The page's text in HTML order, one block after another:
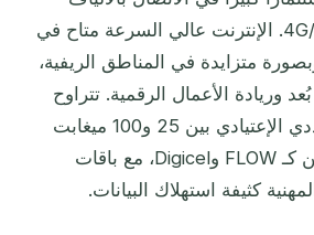
البصرية وتغطية 4G/LTE. الإنترنت عالي السرعة متاح في
متزايدة في المناطق الريفية،
وريادة الأعمال الرقمية. تتراوح
سرعات النطاق الترددي الإعتيادي بين 25 و100 ميغابت
في الثانية عبر مزودين كـ FLOW وDigicel، مع باقات
كثيفة استهلاك البيانات.